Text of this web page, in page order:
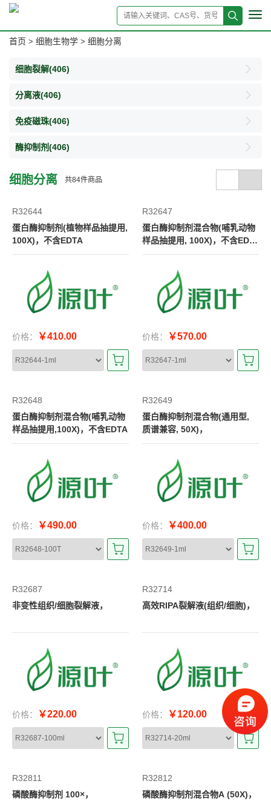
首页 > 细胞生物学 > 细胞分离
细胞裂解(406)
分离液(406)
免疫磁珠(406)
酶抑制剂(406)
细胞分离 共84件商品
R32644
蛋白酶抑制剂(植物样品抽提用,
100X)，不含EDTA
价格： ￥410.00
R32647
蛋白酶抑制剂混合物(哺乳动物
样品抽提用, 100X)，不含EDT
A
价格： ￥570.00
R32648
蛋白酶抑制剂混合物(哺乳动物
样品抽提用,100X)，不含EDTA
价格： ￥490.00
R32649
蛋白酶抑制剂混合物(通用型,
质谱兼容, 50X)，
价格： ￥400.00
R32687
非变性组织/细胞裂解液，
价格： ￥220.00
R32714
高效RIPA裂解液(组织/细胞)，
价格： ￥120.00
R32811
磷酸酶抑制剂 100×，
R32812
磷酸酶抑制剂混合物A (50X)，